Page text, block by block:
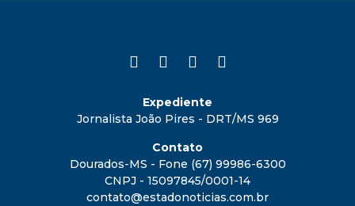
Expediente
Jornalista João Pires - DRT/MS 969
Contato
Dourados-MS - Fone (67) 99986-6300
CNPJ - 15097845/0001-14
contato@estadonoticias.com.br